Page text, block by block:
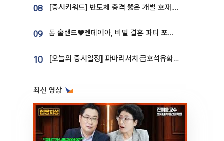
08 [증시키워드] 반도체 충격 뚫은 개별 호재...포스코퓨처엠·에코프로·한화솔루션 '눈길'
09 톰 홀랜드♥젠데이아, 비밀 결혼 파티 포착⋯호텔 대관비만 9억
10 [오늘의 증시일정] 파마리서치·금호석유화학·코오롱인더·상상인증권 등
최신 영상